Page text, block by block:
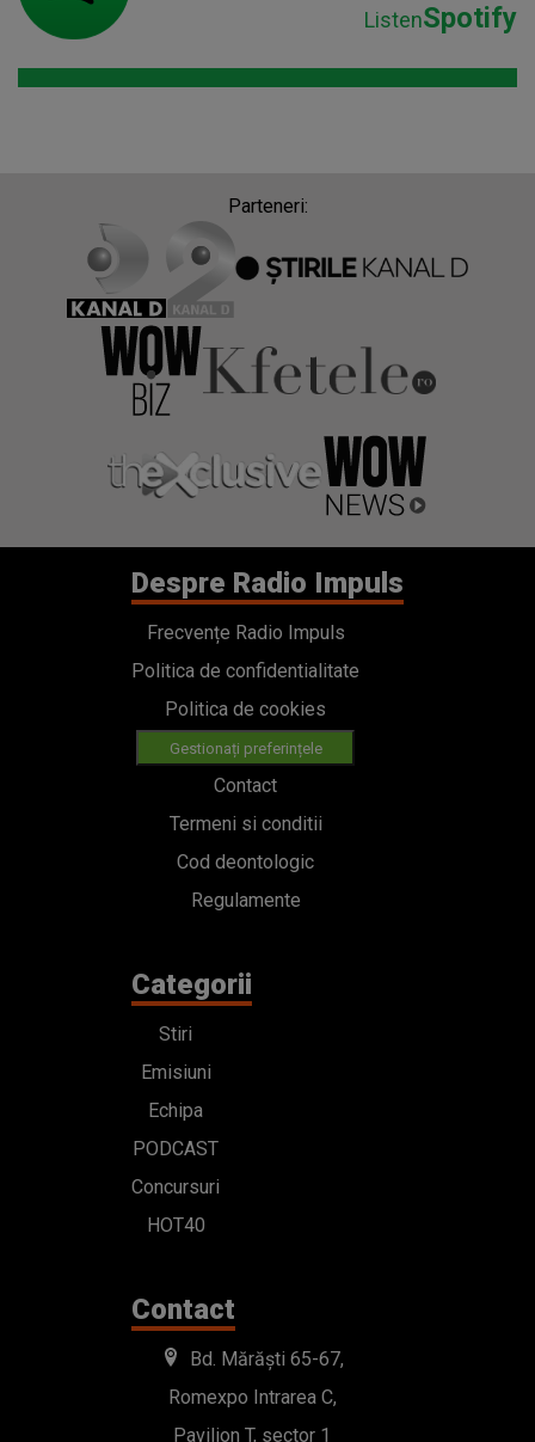
ListenSpotify
Parteneri:
Despre Radio Impuls
Frecvențe Radio Impuls
Politica de confidentialitate
Politica de cookies
Gestionați preferințele
Contact
Termeni si conditii
Cod deontologic
Regulamente
Categorii
Stiri
Emisiuni
Echipa
PODCAST
Concursuri
HOT40
Contact
Bd. Mărăști 65-67,
Romexpo Intrarea C,
Pavilion T, sector 1